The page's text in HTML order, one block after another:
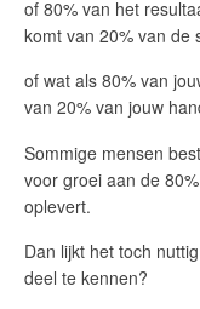
of 80% van het
komt van 20% van de
of wat als 80% van
van 20% van jouw
Sommige mensen
voor groei aan de
oplevert.
Dan lijkt het toch
deel te kennen?